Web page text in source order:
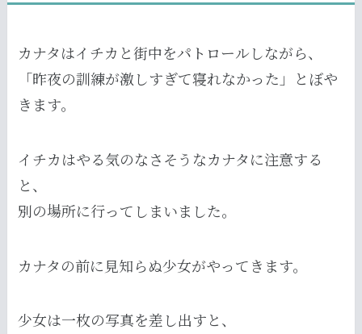
カナタはイチカと街中をパトロールしながら、
「昨夜の訓練が激しすぎて寝れなかった」とぼや
きます。
イチカはやる気のなさそうなカナタに注意する
と、
別の場所に行ってしまいました。
カナタの前に見知らぬ少女がやってきます。
少女は一枚の写真を差し出すと、